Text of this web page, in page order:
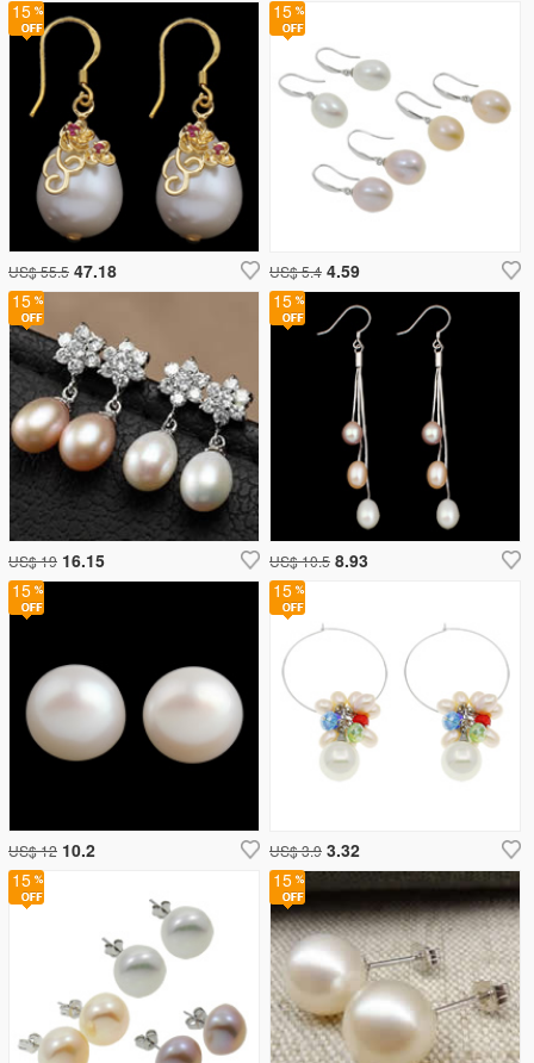
15
US$ 55.5 47.18
15
US$ 12 10.2
15
US$ 10.5 8.93
15
US$ 19 16.15
15
US$ 5.4 4.59
15
15
US$ 3.9 3.32
15